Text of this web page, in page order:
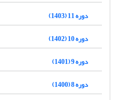
دوره 11 (1403)
دوره 10 (1402)
دوره 9 (1401)
دوره 8 (1400)